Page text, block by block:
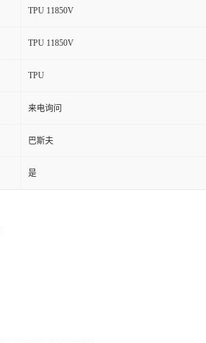
TPU 11850V
TPU 11850V
TPU
来电询问
巴斯夫
是